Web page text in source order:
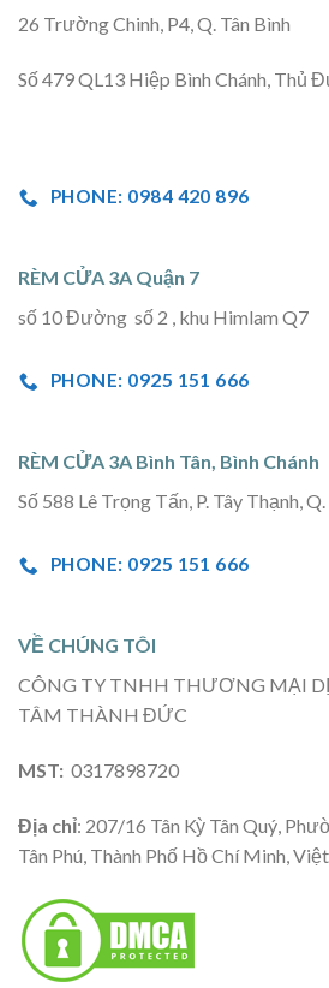
26 Trường Chinh, P4, Q. Tân Bình
Số 479 QL13 Hiệp Bình Chánh, Thủ
PHONE: 0984 420 896
RÈM CỬA 3A Quận 7
số 10 Đường số 2 , khu Himlam Q7
PHONE: 0925 151 666
RÈM CỬA 3A Bình Tân, Bình Chánh
Số 588 Lê Trọng Tấn, P. Tây Thạnh, Q.
PHONE: 0925 151 666
VỀ CHÚNG TÔI
CÔNG TY TNHH THƯƠNG MẠI
TÂM THÀNH ĐỨC
MST: 0317898720
Địa chỉ: 207/16 Tân Kỳ Tân Quý,
Tân Phú, Thành Phố Hồ Chí Minh,